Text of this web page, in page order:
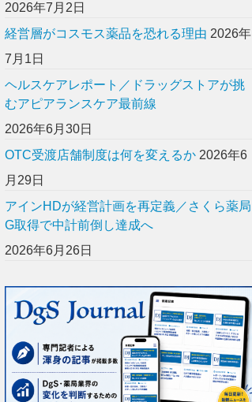
2026年7月2日
経営層がコスモス薬品を恐れる理由 2026年
7月1日
ヘルスケアレポート／ドラッグストアが挑
むアピアランスケア最前線
2026年6月30日
OTC受渡店舗制度は何を変えるか 2026年6
月29日
アインHDが経営計画を再定義／さくら薬局
G取得で中計前倒し達成へ
2026年6月26日